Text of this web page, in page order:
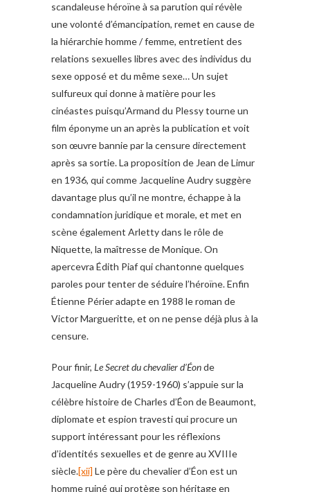
scandaleuse héroïne à sa parution qui révèle
une volonté d’émancipation, remet en cause de
la hiérarchie homme / femme, entretient des
relations sexuelles libres avec des individus du
sexe opposé et du même sexe… Un sujet
sulfureux qui donne à matière pour les
cinéastes puisqu’Armand du Plessy tourne un
film éponyme un an après la publication et voit
son œuvre bannie par la censure directement
après sa sortie. La proposition de Jean de Limur
en 1936, qui comme Jacqueline Audry suggère
davantage plus qu’il ne montre, échappe à la
condamnation juridique et morale, et met en
scène également Arletty dans le rôle de
Niquette, la maîtresse de Monique. On
apercevra Édith Piaf qui chantonne quelques
paroles pour tenter de séduire l’héroïne. Enfin
Étienne Périer adapte en 1988 le roman de
Victor Margueritte, et on ne pense déjà plus à la
censure.
Pour finir, Le Secret du chevalier d’Éonde
Jacqueline Audry (1959-1960) s’appuie sur la
célèbre histoire de Charles d’Éon de Beaumont,
diplomate et espion travesti qui procure un
support intéressant pour les réflexions
d’identités sexuelles et de genre au XVIIIe
siècle.[xii] Le père du chevalier d’Éon est un
homme ruiné qui protège son héritage en